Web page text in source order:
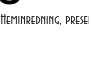
Heminredning,